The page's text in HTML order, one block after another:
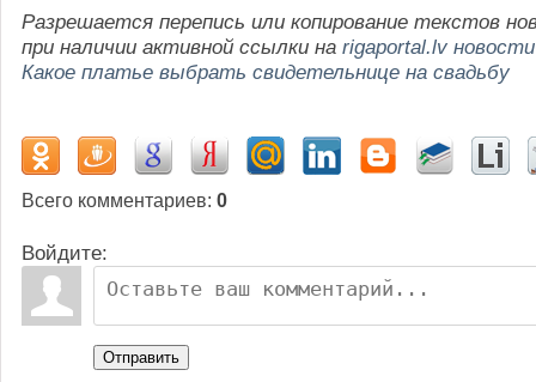
Разрешается перепись или копирование текстов
при наличии активной ссылки на rigaportal.lv новости
Какое платье выбрать свидетельнице на свадьбу
Всего комментариев: 0
Войдите:
Отправить